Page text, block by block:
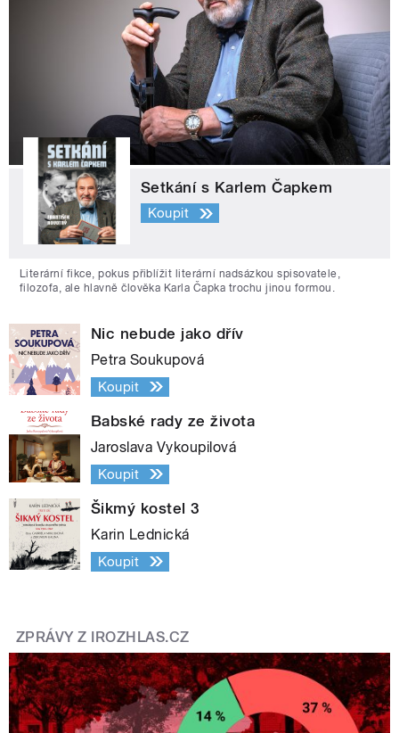
Setkání s Karlem Čapkem
Koupit
Literární fikce, pokus přiblížit literární nadsázkou spisovatele,
filozofa, ale hlavně člověka Karla Čapka trochu jinou formou.
Nic nebude jako dřív
Petra Soukupová
Koupit
Babské rady ze života
Jaroslava Vykoupilová
Koupit
Šikmý kostel 3
Karin Lednická
Koupit
ZPRÁVY Z IROZHLAS.CZ